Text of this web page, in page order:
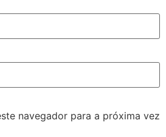
navegador para a próxima vez